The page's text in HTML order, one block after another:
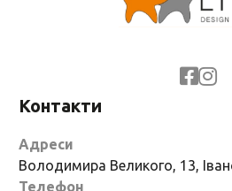
Контакти
Адреси
Володимира Великого, 13,
Телефон